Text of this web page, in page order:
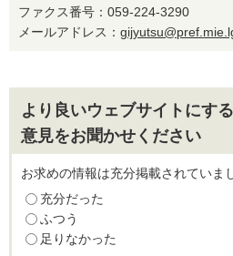
ファクス番号：059-224-3290
メールアドレス：
より良いウェブサイトにす
意見をお聞かせください
お求めの情報は充分掲載されていま
充分だった
ふつう
足りなかった